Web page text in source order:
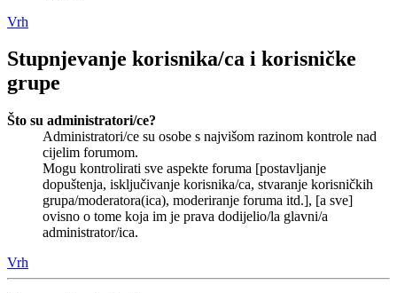
Vrh
Stupnjevanje korisnika/ca i korisničke
grupe
Što su administratori/ce?
Administratori/ce su osobe s najvišom razinom kontrole nad
cijelim forumom.
Mogu kontrolirati sve aspekte foruma [postavljanje
dopuštenja, isključivanje korisnika/ca, stvaranje korisničkih
grupa/moderatora(ica), moderiranje foruma itd.], [a sve]
ovisno o tome koja im je prava dodijelio/la glavni/a
administrator/ica.
Vrh